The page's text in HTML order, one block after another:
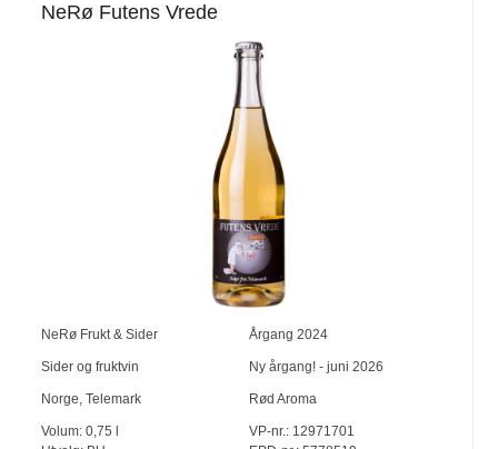
NeRø Futens Vrede
NeRø Frukt & Sider Årgang 2024
Sider og fruktvin Ny årgang! - juni 2026
Norge,Telemark Rød Aroma
Volum:0,75 VP-nr.:12971701